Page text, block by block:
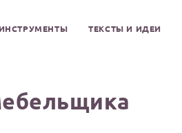
ИНСТРУМЕНТЫ ТЕКСТЫ И ИДЕИ